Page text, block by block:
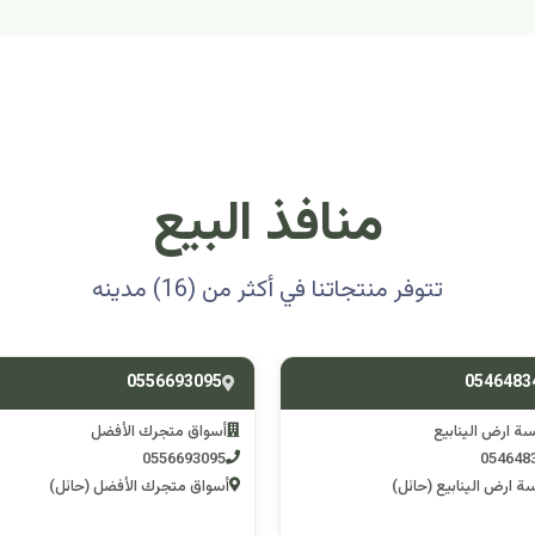
منافذ البيع
تتوفر منتجاتنا في أكثر من (16) مدينه
متجرك الأفضل
متجرك الأفضل (حائل)
0501314012
اسوق مكشات جو
0501314012
اسوق مكشات جو (الرصف)